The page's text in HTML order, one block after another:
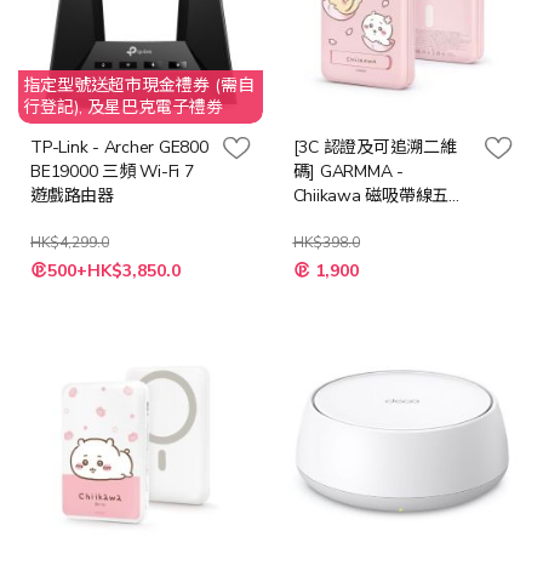
指定型號送超市現金禮券 (需自
行登記), 及星巴克電子禮劵
TP-Link - Archer GE800
BE19000 三頻 Wi-Fi 7
遊戲路由器
HK$4,299.0
特
殊 500+HK$3,850.0
[3C 認證及可追溯二維
碼] GARMMA -
Chiikawa 磁吸帶線五合
[櫻花 / 混色]
HK$398.0
1,900